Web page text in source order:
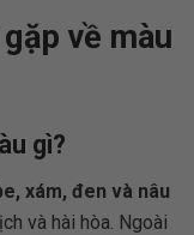
về màu
gì?
xám, đen và nâu
và hài hòa. Ngoài